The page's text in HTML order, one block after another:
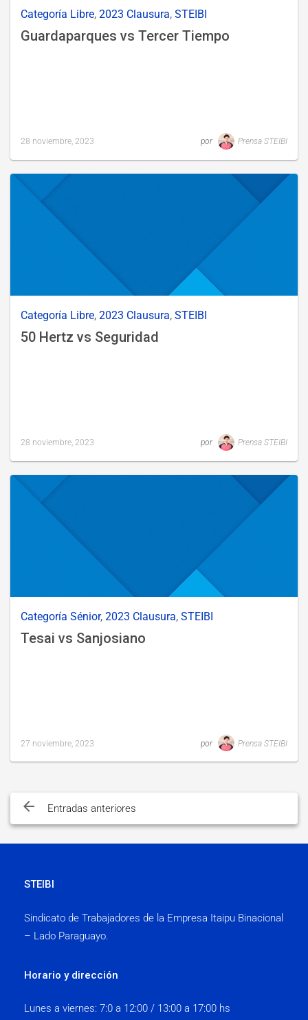
Categoría Libre, 2023 Clausura, STEIBI
Guardaparques vs Tercer Tiempo
noviembre,
2023
28 noviembre, 2023 por Prensa STEIBI
Categoría Libre, 2023 Clausura, STEIBI
50 Hertz vs Seguridad
noviembre,
2023
28 noviembre, 2023 por Prensa STEIBI
Categoría Sénior, 2023 Clausura, STEIBI
Tesai vs Sanjosiano
2023
27 noviembre, 2023 por Prensa STEIBI
de
Entradas anteriores
STEIBI
Sindicato de Trabajadores de la Empresa Itaipu Binacional
– Lado Paraguayo.
Horario y dirección
Lunes a viernes: 7:0 a 12:00 / 13:00 a 17:00 hs